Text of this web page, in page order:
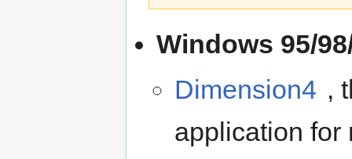
Navigation
SucheWindows 95/
Dimension4 ,
application